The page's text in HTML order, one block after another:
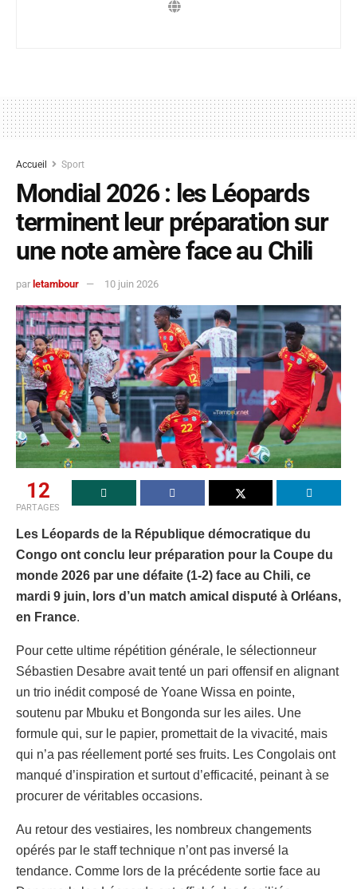
Accueil Sport
Mondial 2026 : les Léopards
terminent leur préparation sur
une note amère face au Chili
par letambour 10 juin 2026
12
PARTAGES
Les Léopards de la République démocratique du
Congo ont conclu leur préparation pour la Coupe du
monde 2026 par une défaite (1-2) face au Chili, ce
mardi 9 juin, lors d’un match amical disputé à Orléans,
en France.
Pour cette ultime répétition générale, le sélectionneur
Sébastien Desabre avait tenté un pari offensif en alignant
un trio inédit composé de Yoane Wissa en pointe,
soutenu par Mbuku et Bongonda sur les ailes. Une
formule qui, sur le papier, promettait de la vivacité, mais
qui n’a pas réellement porté ses fruits. Les Congolais ont
manqué d’inspiration et surtout d’efficacité, peinant à se
procurer de véritables occasions.
Au retour des vestiaires, les nombreux changements
opérés par le staff technique n’ont pas inversé la
tendance. Comme lors de la précédente sortie face au